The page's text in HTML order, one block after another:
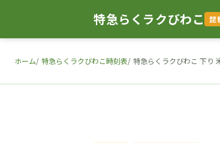
特急らくラクびわこ 琵
ホーム 特急らくラクびわこ時刻表 特急らくラクびわこ 下り